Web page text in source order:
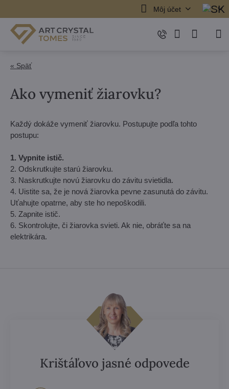
Môj účet
« Späť
Ako vymeniť žiarovku?
Každý dokáže vymeniť žiarovku. Postupujte podľa tohto
postupu:
1. Vypnite istič.
2. Odskrutkujte starú žiarovku.
3. Naskrutkujte novú žiarovku do závitu svietidla.
4. Uistite sa, že je nová žiarovka pevne zasunutá do závitu.
Uťahujte opatrne, aby ste ho nepoškodili.
5. Zapnite istič.
6. Skontrolujte, či žiarovka svieti. Ak nie, obráťte sa na
elektrikára.
Krištáľovo jasné odpovede